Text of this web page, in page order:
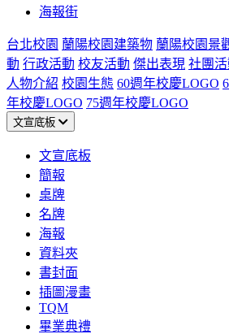
海報街
台北校園 蘭陽校園建築物 蘭陽校園景
動 行政活動 校友活動 傑出表現 社團
人物介紹 校園生態 60週年校慶LOGO
年校慶LOGO 75週年校慶LOGO
文宣底板
文宣底板
簡報
桌牌
名牌
海報
資料夾
書封面
插圖漫畫
TQM
畢業典禮